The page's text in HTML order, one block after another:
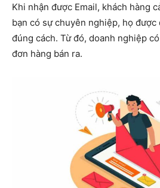
Khi nhận được Email, khách hàng
bạn có sự chuyên nghiệp, họ được
đúng cách. Từ đó, doanh nghiệp
đơn hàng bán ra.